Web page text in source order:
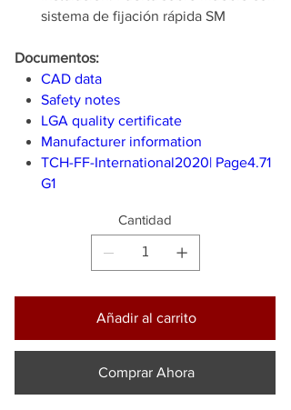
sistema de fijación rápida SM
Documentos:
CAD data
Safety notes
LGA quality certificate
Manufacturer information
TCH-FF-International2020| Page4.71
G1
Cantidad
Añadir al carrito
Comprar Ahora